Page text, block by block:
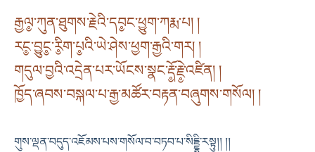
རྒྱལ༵་ཀུན་ཐུགས་རྗེའི་དབ༵ང་ཕྱུག་ཀརྨ་པ། །
རང༵་བྱུང༵་རི༵ག་པ༵འི་ཡེ་ཤེས་ཕྱག་རྒྱའི་གར། །
གདུལ་བྱའི་འདྲེན་པར་ཡོངས་སྣང་རྡོ༵་རྗེ༵་འཛིན། །
ཁྱོད་ཞབས་བསྐལ་པ་རྒྱ་མཚོར་བརྟན་བཞུགས་གསོལ། །
གུས་ལྡན་བདུད་འཇོམས་པས་གསོལ་བ་བཏབ་པ་སིདྡྷི་རསྟུ།། །།